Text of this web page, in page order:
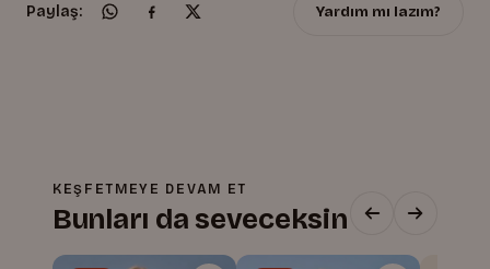
Paylaş: Yardım mı lazım?
KEŞFETMEYE DEVAM ET
Bunları da seveceksin